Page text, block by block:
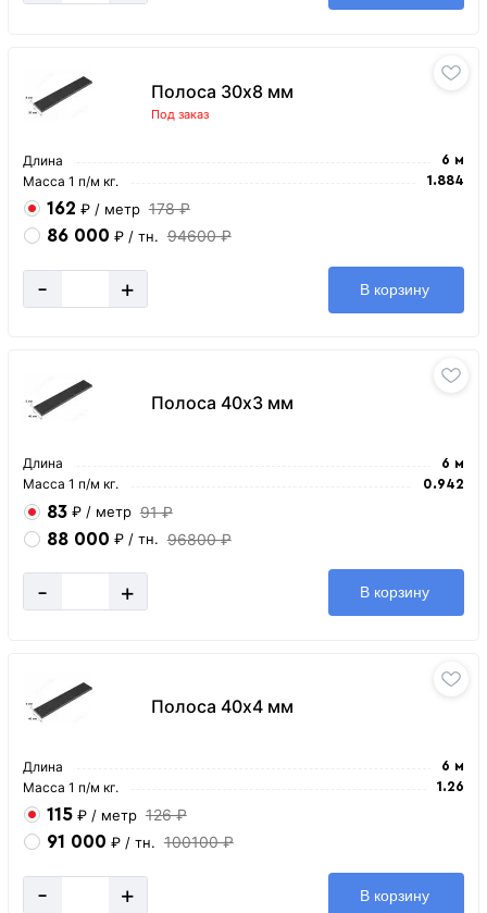
Полоса 30х8 мм
Под заказ
Длина 6 м
Масса 1 п/м кг. 1.884
162 ₽ / метр 178 ₽
86 000 ₽ / тн. 94600 ₽
- + В корзину
Полоса 40х3 мм
Длина 6 м
Масса 1 п/м кг. 0.942
83 ₽ / метр 91 ₽
88 000 ₽ / тн. 96800 ₽
- + В корзину
Полоса 40х4 мм
Длина 6 м
Масса 1 п/м кг. 1.26
115 ₽ / метр 126 ₽
91 000 ₽ / тн. 100100 ₽
- + В корзину